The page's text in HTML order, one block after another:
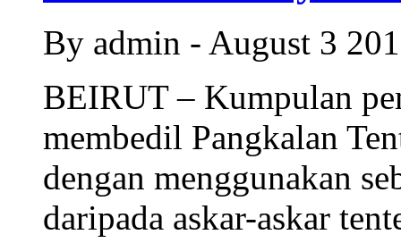
By admin - August 3
BEIRUT – Kumpulan
membedil Pangkalan
dengan menggunakan
daripada askar-askar